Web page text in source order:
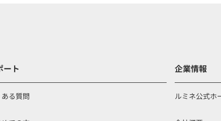
ート
る質問
企業情報
ルミネ公式ホ